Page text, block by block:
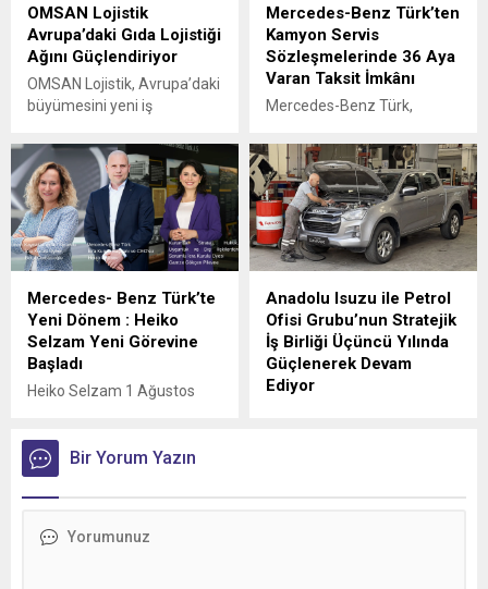
OMSAN Lojistik
Avrupa’daki Gıda Lojistiği
Ağını Güçlendiriyor
OMSAN Lojistik, Avrupa’daki
büyümesini yeni iş
devam ediyor
Mercedes-Benz Türk’ten
Kamyon Servis
Sözleşmelerinde 36 Aya
Varan Taksit İmkânı
Mercedes-Benz Türk,
yönelik servis
sözleşmelerinde sunduğu
36 aya varan taksit
imkânıyla bakım ve servis
süreçlerini daha esnek
ödeme seçenekleriyle
Mercedes- Benz Türk’te
Yeni Dönem : Heiko
Selzam Yeni Görevine
Başladı
Heiko Selzam 1 Ağustos
Anadolu Isuzu ile Petrol
Ofisi Grubu’nun Stratejik
İş Birliği Üçüncü Yılında
Güçlenerek Devam
Ediyor
iş birliği üçüncü yılına girdi.
Bir Yorum Yazın